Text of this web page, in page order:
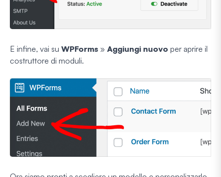
E infine, vai su WPForms » Aggiungi nuovo per aprire il
costruttore di moduli.